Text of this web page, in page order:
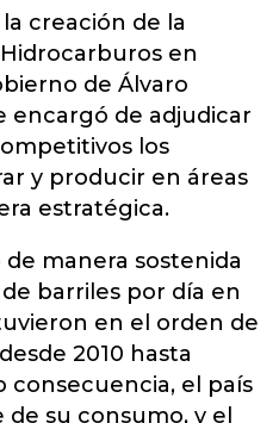
creación de la
en
de Álvaro
encargó de adjudicar
los
y producir en áreas
estratégica.
manera sostenida
barriles por día en
en el orden de
2010 hasta
consecuencia, el país
su consumo, y el